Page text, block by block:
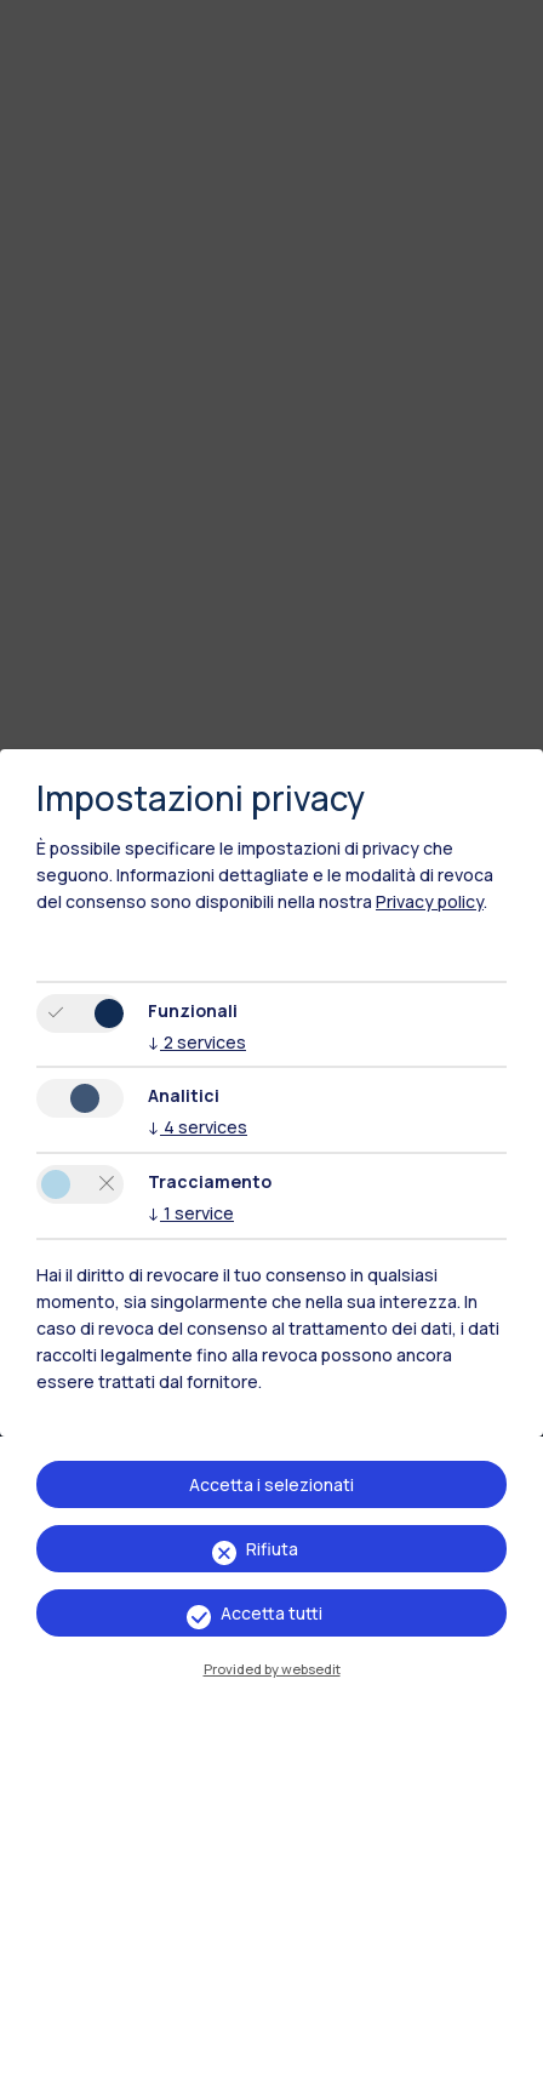
Residenze Frontiere
IT EN
Sedi
Milano Leonardo
Milano Bovisa
Impostazioni privacy
È possibile specificare le impostazioni di privacy che
seguono. Informazioni dettagliate e le modalità di revoca
del consenso sono disponibili nella nostra Privacy policy.
Funzionali
↓ 2 services
Analitici
↓ 4 services
Tracciamento
↓ 1 service
Hai il diritto di revocare il tuo consenso in qualsiasi
momento, sia singolarmente che nella sua interezza. In
caso di revoca del consenso al trattamento dei dati, i dati
raccolti legalmente fino alla revoca possono ancora
essere trattati dal fornitore.
Rifiuta
Accetta i selezionati
Accetta tutti
Provided by websedit